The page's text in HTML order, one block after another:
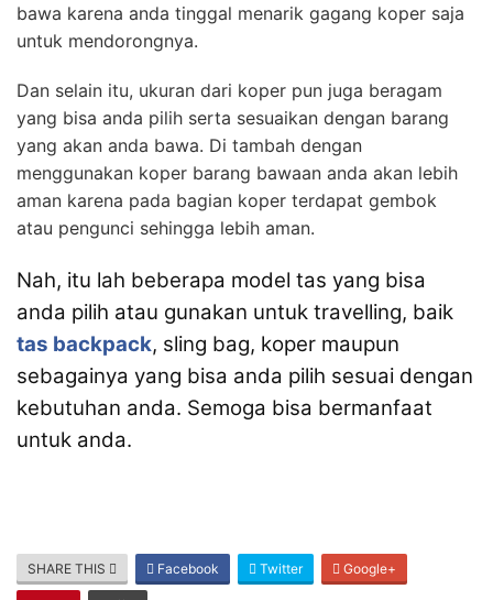
bawa karena anda tinggal menarik gagang koper saja
untuk mendorongnya.
Dan selain itu, ukuran dari koper pun juga beragam
yang bisa anda pilih serta sesuaikan dengan barang
yang akan anda bawa. Di tambah dengan
menggunakan koper barang bawaan anda akan lebih
aman karena pada bagian koper terdapat gembok
atau pengunci sehingga lebih aman.
Nah, itu lah beberapa model tas yang bisa
anda pilih atau gunakan untuk travelling, baik
tas backpack, sling bag, koper maupun
sebagainya yang bisa anda pilih sesuai dengan
kebutuhan anda. Semoga bisa bermanfaat
untuk anda.
SHARE THIS Facebook Twitter Google+